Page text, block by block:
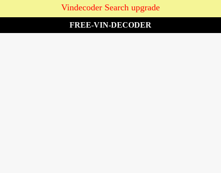
Vindecoder Search upgrade
FREE-VIN-DECODER